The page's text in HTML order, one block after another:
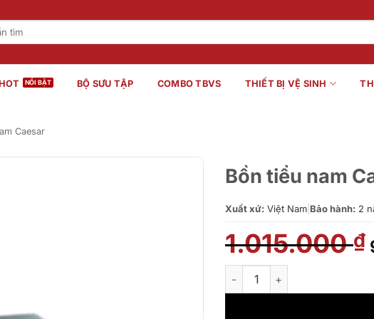
BỘ SƯU TẬP COMBO TBVS THIẾT BỊ VỆ SINH
Caesar
Bồn tiểu nam
Xuất xứ: Việt Nam Bảo hành: 2
1.015.000₫
Bồn tiểu nam Caesar U0230